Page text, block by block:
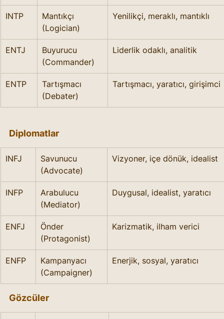
INTP
Mantıkçı
(Logician)
Yenilikçi, meraklı, mantıklı
ENTJ
Buyurucu
(Commander)
Liderlik odaklı, analitik
ENTP
Tartışmacı
(Debater)
Tartışmacı, yaratıcı, girişimci
Diplomatlar
INFJ
Savunucu
(Advocate)
Vizyoner, içe dönük, idealist
INFP
Arabulucu
(Mediator)
Duygusal, idealist, yaratıcı
ENFJ
Önder
(Protagonist)
Karizmatik, ilham verici
ENFP
Kampanyacı
(Campaigner)
Enerjik, sosyal, yaratıcı
Gözcüler